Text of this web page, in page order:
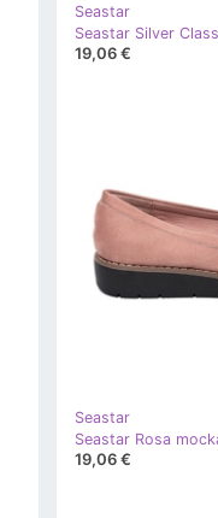
Seastar
19,06 €
Seastar
19,06 €